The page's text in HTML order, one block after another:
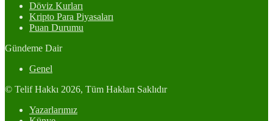
Döviz Kurları
Kripto Para Piyasaları
Puan Durumu
Gündeme Dair
Genel
© Telif Hakkı 2026, Tüm Hakları Saklıdır
Yazarlarımız